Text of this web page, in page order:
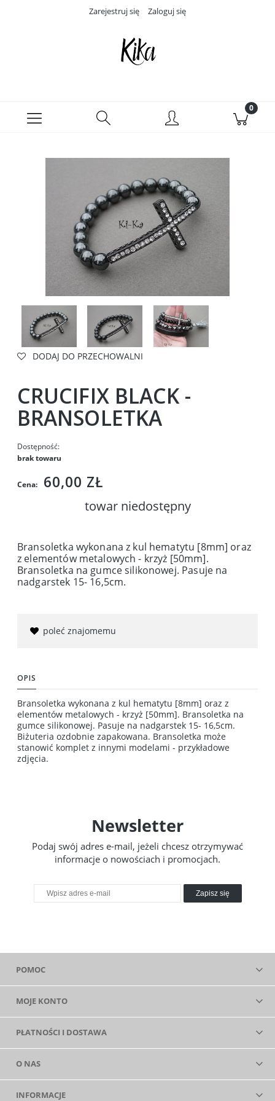
Zarejestruj się Zaloguj się
DODAJ DO PRZECHOWALNI
CRUCIFIX BLACK -
BRANSOLETKA
Dostępność:
brak towaru
Cena: 60,00 ZŁ
towar niedostępny
Bransoletka wykonana z kul hematytu [8mm] oraz
z elementów metalowych - krzyż [50mm].
Bransoletka na gumce silikonowej. Pasuje na
nadgarstek 15- 16,5cm.
poleć znajomemu
OPIS
Bransoletka wykonana z kul hematytu [8mm] oraz z
elementów metalowych - krzyż [50mm]. Bransoletka na
gumce silikonowej. Pasuje na nadgarstek 15- 16,5cm.
Biżuteria ozdobnie zapakowana. Bransoletka może
stanowić komplet z innymi modelami - przykładowe
zdjęcia.
Newsletter
Podaj swój adres e-mail, jeżeli chcesz otrzymywać
informacje o nowościach i promocjach.
Zapisz się
POMOC
MOJE KONTO
PŁATNOŚCI I DOSTAWA
O NAS
INFORMACJE